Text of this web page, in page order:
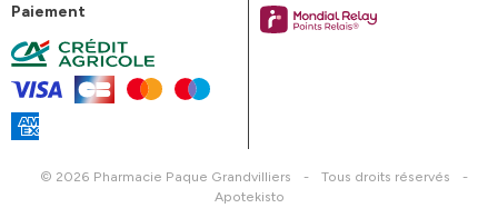
Paiement
© 2026 Pharmacie Paque Grandvilliers - Tous droits réservés
-
Apotekisto